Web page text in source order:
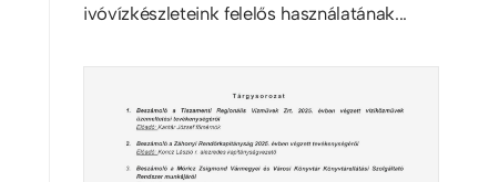
ivóvízkészleteink felelős használatának...